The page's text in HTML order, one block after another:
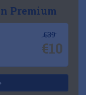
Premium
€39
€10